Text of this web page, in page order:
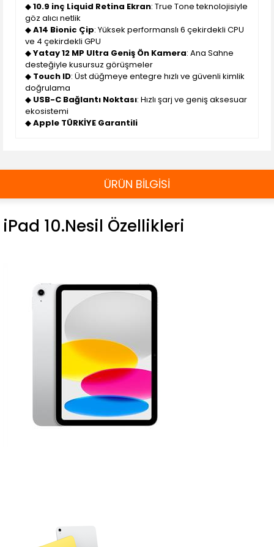
◆10.9 inç Liquid Retina Ekran: True Tone teknolojisiyle
göz alıcı netlik
◆A14 Bionic Çip: Yüksek performanslı 6 çekirdekli CPU
ve 4 çekirdekli GPU
◆Yatay 12 MP Ultra Geniş Ön Kamera: Ana Sahne
desteğiyle kusursuz görüşmeler
◆ Touch ID: Üst düğmeye entegre hızlı ve güvenli kimlik
doğrulama
◆ USB-C Bağlantı Noktası: Hızlı şarj ve geniş aksesuar
ekosistemi
◆Apple TÜRKİYE Garantili
ÜRÜN BİLGİSİ
iPad 10.Nesil Özellikleri